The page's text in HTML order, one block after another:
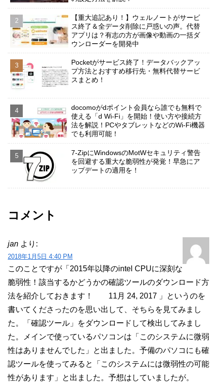
【重大追記あり！】ウェルノートがサービ
ス終了＆全データ削除に戸惑いの声。代替
アプリは？有志の方が画像や動画の一括ダ
ウンローダーを開発中
Pocketがサービス終了！データバックアッ
プ方法とおすすめ移行先・無料代替サービ
スまとめ！
docomoがdポイント会員なら誰でも無料で
使える「d Wi-Fi」を開始！使い方や接続方
法を解説！PCやタブレットなどのWi-Fi機器
でも利用可能！
7-ZipにWindowsのMotWセキュリティ警告
を回避する重大な脆弱性が発覚！早急にア
ップデートの適用を！
コメント
jan より:
2018年1月5日 4:40 PM
このことですが「2015年以降のintel CPUに深刻な
脆弱性！該当するかどうかの確認ツールのダウンロード方
法を紹介しておきます！ 11月 24, 2017 」というのを
書いてくださったのを思い出して、そちらを見てみまし
た。「確認ツール」をダウンロードして検出してみまし
た。メインで使っているパソコンは「このシステムに微弱
性はありませんでした」と出ました。予備のパソコにも確
認ツールを使ってみると「このシステムには微弱性の可能
性があります」と出ました。予想はしていましたが。